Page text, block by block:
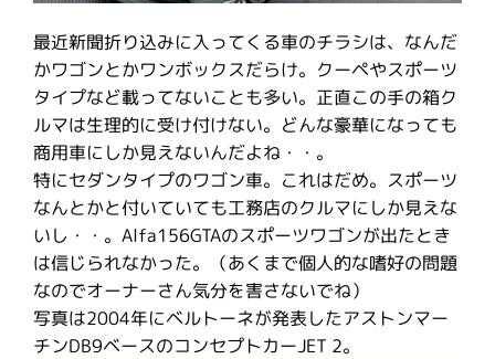
最近新聞折り込みに入ってくる車のチラシは、なんだ
かワゴンとかワンボックスだらけ。クーペやスポーツ
タイプなど載ってないことも多い。正直この手の箱ク
ルマは生理的に受け付けない。どんな豪華になっても
商用車にしか見えないんだよね・・。
特にセダンタイプのワゴン車。これはだめ。スポーツ
なんとかと付いていても工務店のクルマにしか見えな
いし・・。Alfa156GTAのスポーツワゴンが出たとき
は信じられなかった。（あくまで個人的な嗜好の問題
なのでオーナーさん気分を害さないでね）
写真は2004年にベルトーネが発表したアストンマー
チンDB9ベースのコンセプトカーJET 2。